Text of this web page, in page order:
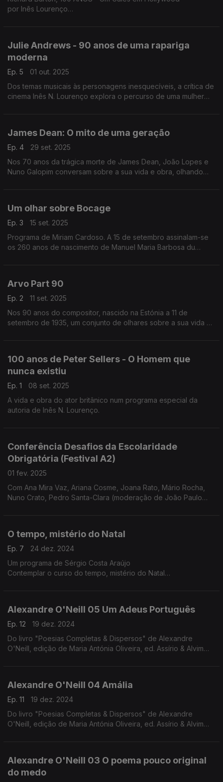
por Inês Lourenço
Taylor e o orgulho da terra natal.
Julie Andrews - 90 anos de uma rapariga
moderna
Ep. 5
01 out. 2025
Dos temas musicais às personagens inesquecíveis, a crítica de
cinema Inês N. Lourenço explora o percurso de uma mulher
James Dean: O mito de uma geração
Ep. 4
29 set. 2025
Nos 70 anos da trágica morte de James Dean, João Lopes e
Nuno Galopim conversam sobre a sua vida e obra, olhando
Um olhar sobre Bocage
Ep. 3
15 set. 2025
Programa de Miriam Cardoso. A 15 de setembro assinalam-se
os 260 anos de nascimento de Manuel Maria Barbosa du
Arvo Part 90
Ep. 2
11 set. 2025
Nos 90 anos do compositor, nascido na Estónia a 11 de
setembro de 1935, um conjunto de olhares sobre a sua vida e
100 anos de Peter Sellers - O Homem que
nunca existiu
Ep. 1
08 set. 2025
A vida e obra do ator britânico num programa especial da
autoria de Inês N. Lourenço.
Conferência Desafios da Escolaridade
Obrigatória (Festival A2)
01 fev. 2025
Com Ana Mira Vaz, Ariana Cosme, Joana Rato, Mário Rocha,
Nuno Crato, Pedro Santa-Clara (moderação de João Paulo
O tempo, mistério do Natal
Ep. 7
24 dez. 2024
Um programa de Sérgio Costa Araújo
Contemplar o curso do tempo, mistério do Natal
pouco mais além.
Nesta jornada, debaixo de nuvens chuviscosas, os dias vão
procissões de gente mascarada, iluminadas por fogos, velas e
santos. Vamos contemplar tudo isto na privacidade do tempo
Alexandre O'Neill 05 Um Adeus Português
Ep. 12
19 dez. 2024
Do livro "Poesias Completas & Dispersos" de Alexandre
O'Neill, edição de Maria Antónia Oliveira, ed. Assírio & Alvim
Alexandre O'Neill 04 Amália
Ep. 11
19 dez. 2024
Do livro "Poesias Completas & Dispersos" de Alexandre
O'Neill, edição de Maria Antónia Oliveira, ed. Assírio & Alvim
Alexandre O'Neill 03 O poema pouco original
do medo